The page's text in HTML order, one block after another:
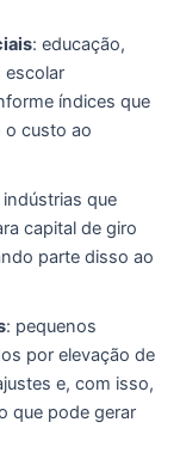
: educação,
escolar
índices que
o custo ao
indústrias que
capital de giro
parte disso ao
: pequenos
por elevação de
e, com isso,
que pode gerar